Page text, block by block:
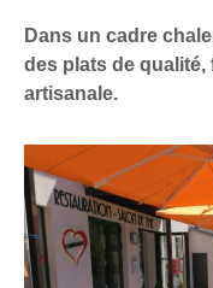
Dans un cadre
des plats de
artisanale.